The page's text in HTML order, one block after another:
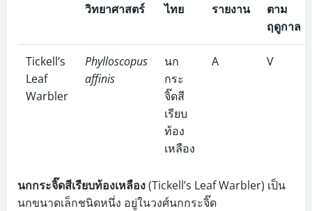
วิทยาศาสตร์
ไทย
รายงาน
ตาม
ฤดูกาล
Tickell’s
Leaf
Warbler
Phylloscopus
affinis
นก
กระ
จิ๊ดสี
เรียบ
ท้อง
เหลือง
A V
นกกระจิ๊ดสีเรียบท้องเหลือง(Tickell’s Leaf Warbler) เป็น
นกขนาดเล็กชนิดหนึ่ง อยู่ในวงศ์นกกระจิ๊ด